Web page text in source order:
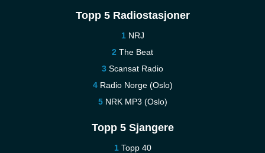
Topp 5 Radiostasjoner
NRJ
The Beat
Scansat Radio
Radio Norge (Oslo)
NRK MP3 (Oslo)
Topp 5 Sjangere
Topp 40